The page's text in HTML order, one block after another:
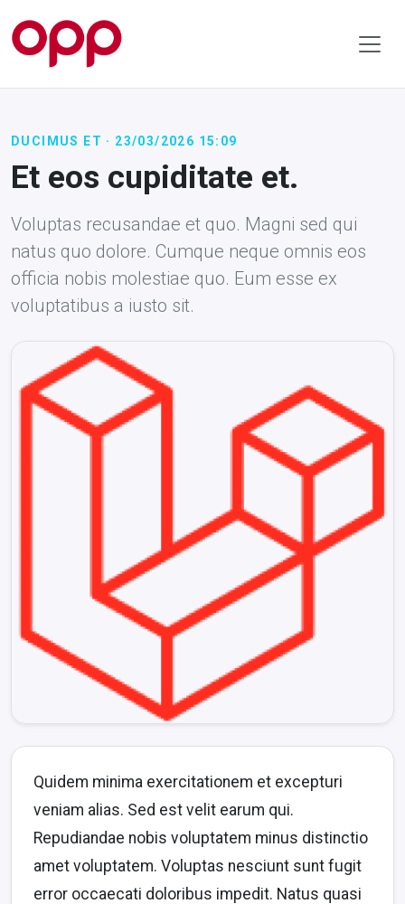
DUCIMUS ET · 23/03/2026 15:09
Et eos cupiditate et.
Voluptas recusandae et quo. Magni sed qui
natus quo dolore. Cumque neque omnis eos
officia nobis molestiae quo. Eum esse ex
voluptatibus a iusto sit.
Quidem minima exercitationem et excepturi
veniam alias. Sed est velit earum qui.
Repudiandae nobis voluptatem minus distinctio
amet voluptatem. Voluptas nesciunt sunt fugit
error occaecati doloribus impedit. Natus quasi